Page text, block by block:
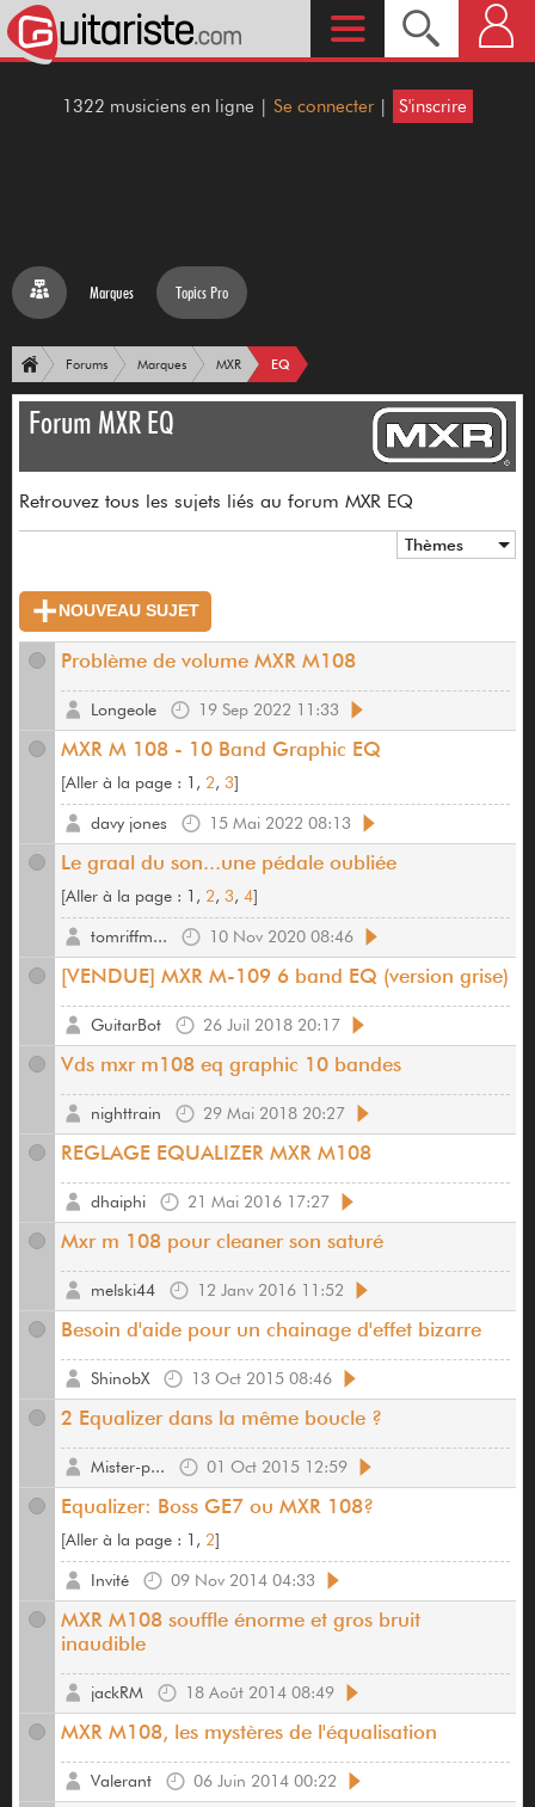
1322 musiciens en ligne | Se connecter | S'inscrire
Marques Topics Pro
Forums Marques MXR EQ
Forum MXR EQ
Retrouvez tous les sujets liés au forum MXR EQ
Thèmes
NOUVEAU SUJET
Problème de volume MXR M108
19 Sep 2022 11:33
Longeole
MXR M 108 - 10 Band Graphic EQ
[Aller à la page : 1, 2, 3]
15 Mai 2022 08:13
davy jones
Le graal du son...une pédale oubliée
[Aller à la page : 1, 2, 3, 4]
10 Nov 2020 08:46
tomriffm...
[VENDUE] MXR M-109 6 band EQ (version grise)
26 Juil 2018 20:17
GuitarBot
Vds mxr m108 eq graphic 10 bandes
29 Mai 2018 20:27
nighttrain
REGLAGE EQUALIZER MXR M108
21 Mai 2016 17:27
dhaiphi
Mxr m 108 pour cleaner son saturé
12 Janv 2016 11:52
melski44
Besoin d'aide pour un chainage d'effet bizarre
13 Oct 2015 08:46
ShinobX
2 Equalizer dans la même boucle ?
01 Oct 2015 12:59
Mister-p...
Equalizer: Boss GE7 ou MXR 108?
[Aller à la page : 1, 2]
09 Nov 2014 04:33
Invité
MXR M108 souffle énorme et gros bruit
inaudible
18 Août 2014 08:49
jackRM
MXR M108, les mystères de l'équalisation
06 Juin 2014 00:22
Valerant